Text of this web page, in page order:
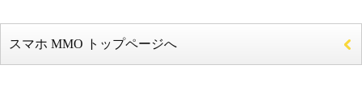
スマホ MMO トップページへ